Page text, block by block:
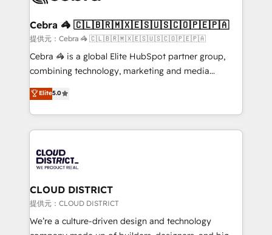
CS: 245% organic growth & +751% new visitors for a
full-funnel HubSpot project ✨ CS: 415% conversion
boost with a new HubSpot site Recognized leaders:
🏆 HubSpot Platform Migration Impact Award 🏆
Inbound Campaign of the Year 🏆 Gold AVA Digital
Award for Best Website 🌟 Accreditations: CRM
Cebra 🦓 🇨🇱🇧🇷🇲🇽🇪🇸🇺🇸🇨🇴🇵🇪🇵🇦
提供元：Cebra 🦓 🇨🇱🇧🇷🇲🇽🇪🇸🇺🇸🇨🇴🇵🇪🇵🇦
Cebra 🦓 is a global Elite HubSpot partner group,
combining technology, marketing and media
expertise across Latin America and Southern
Europe, with teams across 7 countries. Born in Chile,
we combine local insight with international reach to
help businesses grow through technology, creativity,
500+ HubSpot implementations, building end-to-
end solutions that integrate CRM, AI automation,
inbound and loop marketing, content, and digital
creativity. Our multicultural team works in Spanish,
Portuguese, and English to design scalable strategies
that drive measurable growth. 🌎 Highlights: • 10+
Elite5.0
CLOUD DISTRICT
提供元：CLOUD DISTRICT
We’re a culture-driven design and technology